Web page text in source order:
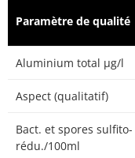
Paramètre de qualité
Aluminium total µg/l
Aspect (qualitatif)
Bact. et spores sulfito-
rédu./100ml